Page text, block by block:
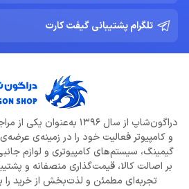
تلگرام پشتیبانی گیفت کارت
دراگون‌شاپ از سال 1396
و کامپیوتر فعالیت خود را در زمینه‌ی
گیمینگ، سیستم‌های کامپیوتری و لوازم
بر اصالت کالا، قیمت‌گذاری منصفانه و
تجربه‌ای مطمئن و لذت‌بخش از خرید را